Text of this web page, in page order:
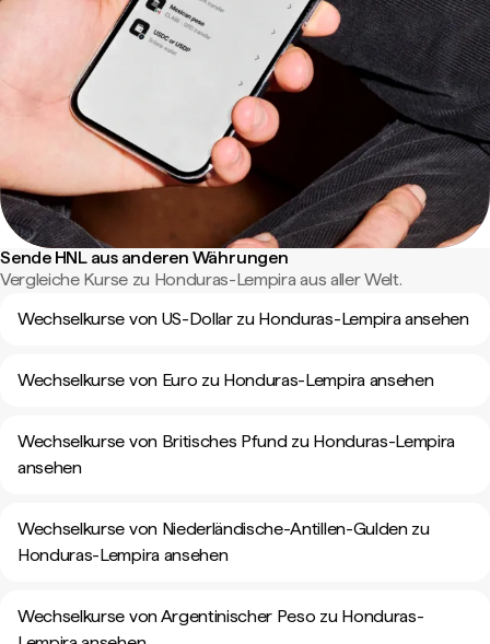
Sende HNL aus anderen Währungen
Vergleiche Kurse zu Honduras-Lempira aus aller Welt.
Wechselkurse von US-Dollar zu Honduras-Lempira ansehen
Wechselkurse von Euro zu Honduras-Lempira ansehen
Wechselkurse von Britisches Pfund zu Honduras-Lempira
ansehen
Wechselkurse von Niederländische-Antillen-Gulden zu
Honduras-Lempira ansehen
Wechselkurse von Argentinischer Peso zu Honduras-